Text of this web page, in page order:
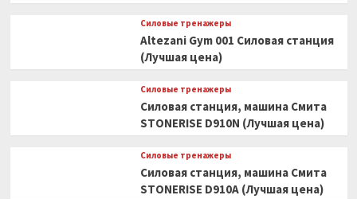
Силовые тренажеры
Altezani Gym 001 Силовая станция
(Лучшая цена)
Силовые тренажеры
Силовая станция, машина Смита
STONERISE D910N (Лучшая цена)
Силовые тренажеры
Силовая станция, машина Смита
STONERISE D910A (Лучшая цена)